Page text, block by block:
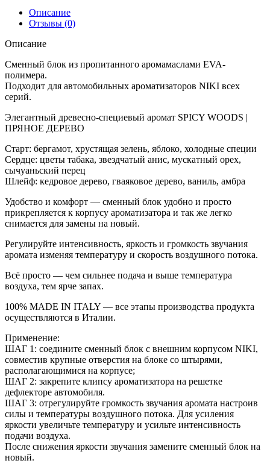
Описание
Отзывы (0)
Описание
Сменный блок из пропитанного аромамаслами EVA-
полимера.
Подходит для автомобильных ароматизаторов NIKI всех
серий.
Элегантный древесно-специевый аромат SPICY WOODS |
ПРЯНОЕ ДЕРЕВО
Старт: бергамот, хрустящая зелень, яблоко, холодные специи
Сердце: цветы табака, звездчатый анис, мускатный орех,
сычуаньский перец
Шлейф: кедровое дерево, гваяковое дерево, ваниль, амбра
Удобство и комфорт — сменный блок удобно и просто
прикрепляется к корпусу ароматизатора и так же легко
снимается для замены на новый.
Регулируйте интенсивность, яркость и громкость звучания
аромата изменяя температуру и скорость воздушного потока.
Всё просто — чем сильнее подача и выше температура
воздуха, тем ярче запах.
100% MADE IN ITALY — все этапы производства продукта
осуществляются в Италии.
Применение:
ШАГ 1: соедините сменный блок с внешним корпусом NIKI,
совместив крупные отверстия на блоке со штырями,
располагающимися на корпусе;
ШАГ 2: закрепите клипсу ароматизатора на решетке
дефлекторе автомобиля.
ШАГ 3: отрегулируйте громкость звучания аромата настроив
силы и температуры воздушного потока. Для усиления
яркости увеличьте температуру и усильте интенсивность
подачи воздуха.
После снижения яркости звучания замените сменный блок на
новый.